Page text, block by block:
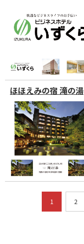
ほほえみの宿 滝の湯
1 2